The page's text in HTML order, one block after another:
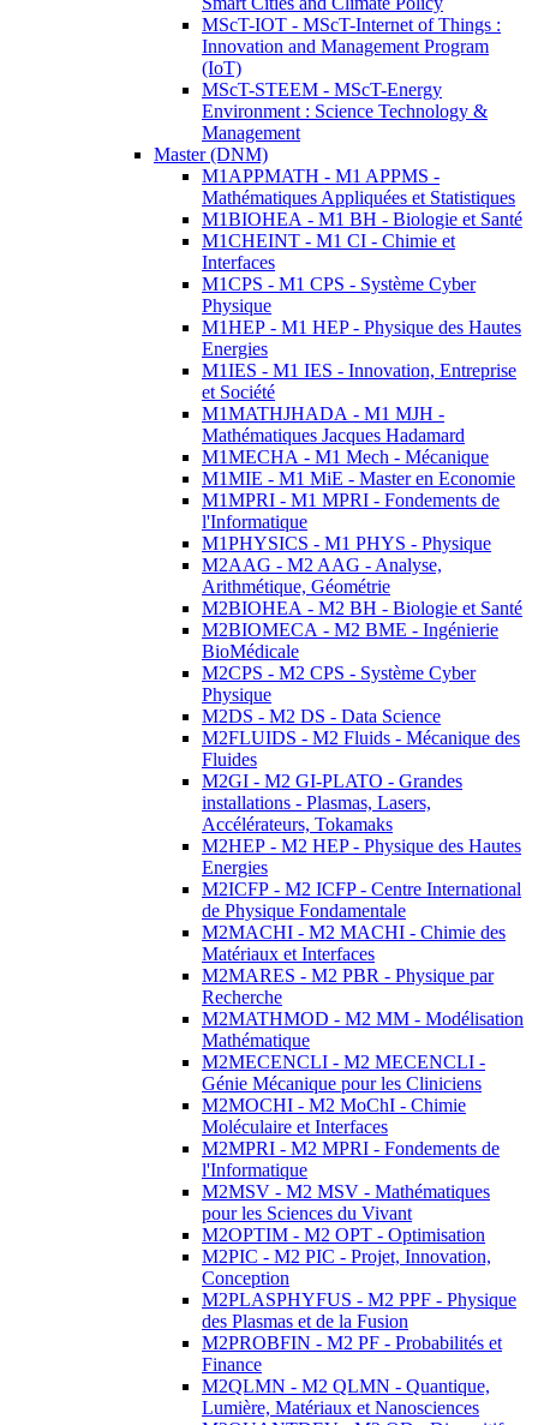
MScT-IOT - MScT-Internet of Things :
Innovation and Management Program
(IoT)
MScT-STEEM - MScT-Energy
Environment : Science Technology &
Management
Master (DNM)
M1APPMATH - M1 APPMS -
Mathématiques Appliquées et Statistiques
M1BIOHEA - M1 BH - Biologie et Santé
M1CHEINT - M1 CI - Chimie et
Interfaces
M1CPS - M1 CPS - Système Cyber
Physique
M1HEP - M1 HEP - Physique des Hautes
Energies
M1IES - M1 IES - Innovation, Entreprise
et Société
M1MATHJHADA - M1 MJH -
Mathématiques Jacques Hadamard
M1MECHA - M1 Mech - Mécanique
M1MIE - M1 MiE - Master en Economie
M1MPRI - M1 MPRI - Fondements de
l'Informatique
M1PHYSICS - M1 PHYS - Physique
M2AAG - M2 AAG - Analyse,
Arithmétique, Géométrie
M2BIOHEA - M2 BH - Biologie et Santé
M2BIOMECA - M2 BME - Ingénierie
BioMédicale
M2CPS - M2 CPS - Système Cyber
Physique
M2DS - M2 DS - Data Science
M2FLUIDS - M2 Fluids - Mécanique des
Fluides
M2GI - M2 GI-PLATO - Grandes
installations - Plasmas, Lasers,
Accélérateurs, Tokamaks
M2HEP - M2 HEP - Physique des Hautes
Energies
M2ICFP - M2 ICFP - Centre International
de Physique Fondamentale
M2MACHI - M2 MACHI - Chimie des
Matériaux et Interfaces
M2MARES - M2 PBR - Physique par
Recherche
M2MATHMOD - M2 MM - Modélisation
Mathématique
M2MECENCLI - M2 MECENCLI -
Génie Mécanique pour les Cliniciens
M2MOCHI - M2 MoChI - Chimie
Moléculaire et Interfaces
M2MPRI - M2 MPRI - Fondements de
l'Informatique
M2MSV - M2 MSV - Mathématiques
pour les Sciences du Vivant
M2OPTIM - M2 OPT - Optimisation
M2PIC - M2 PIC - Projet, Innovation,
Conception
M2PLASPHYFUS - M2 PPF - Physique
des Plasmas et de la Fusion
M2PROBFIN - M2 PF - Probabilités et
Finance
M2QLMN - M2 QLMN - Quantique,
Lumière, Matériaux et Nanosciences